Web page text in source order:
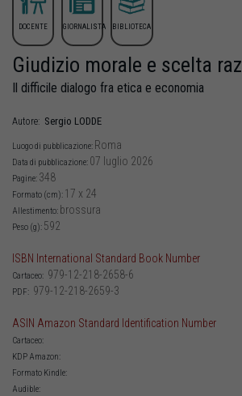
DOCENTE GIORNALISTA BIBLIOTECA
Giudizio morale e scelta
Il difficile dialogo fra etica e economia
Autore: Sergio LODDE
Luogo di pubblicazione: Roma
Data di pubblicazione: 07 luglio 2026
Pagine: 348
Formato (cm): 17 x 24
Allestimento: brossura
Peso (g): 592
ISBN International Standard Book Number
Cartaceo: 979-12-218-2658-6
PDF: 979-12-218-2659-3
ASIN Amazon Standard Identification Number
Cartaceo:
KDP Amazon:
Formato Kindle:
Audible: